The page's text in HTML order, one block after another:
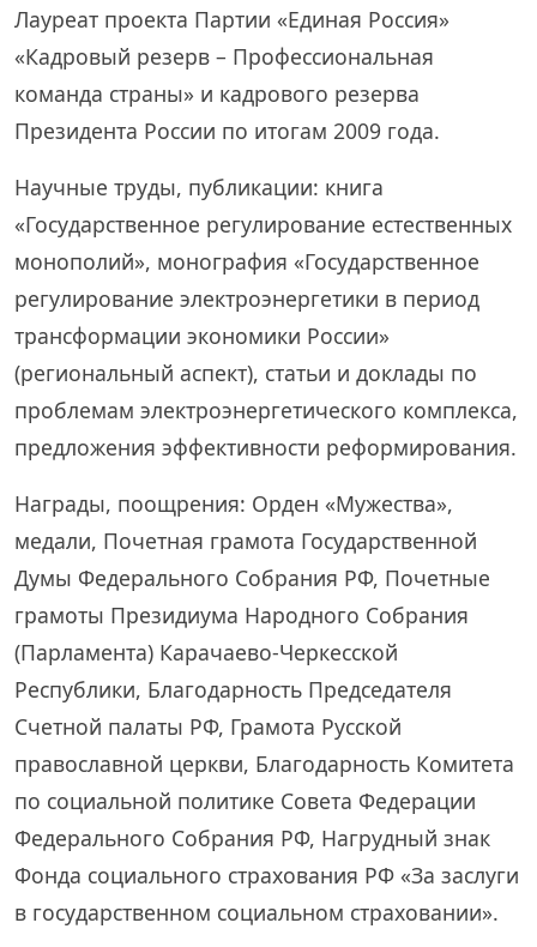
Лауреат проекта Партии «Единая Россия»
«Кадровый резерв – Профессиональная
команда страны» и кадрового резерва
Президента России по итогам 2009 года.
Научные труды, публикации: книга
«Государственное регулирование естественных
монополий», монография «Государственное
регулирование электроэнергетики в период
трансформации экономики России»
(региональный аспект), статьи и доклады по
проблемам электроэнергетического комплекса,
предложения эффективности реформирования.
Награды, поощрения: Орден «Мужества»,
медали, Почетная грамота Государственной
Думы Федерального Собрания РФ, Почетные
грамоты Президиума Народного Собрания
(Парламента) Карачаево-Черкесской
Республики, Благодарность Председателя
Счетной палаты РФ, Грамота Русской
православной церкви, Благодарность Комитета
по социальной политике Совета Федерации
Федерального Собрания РФ, Нагрудный знак
Фонда социального страхования РФ «За заслуги
в государственном социальном страховании».